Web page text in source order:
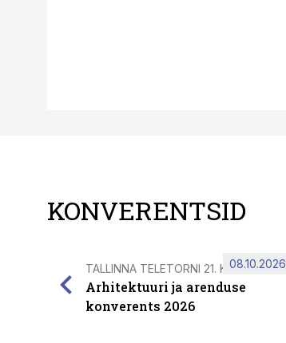
KONVERENTSID
TALLINNA TELETORNI 21. KORRUSEL
Arhitektuuri ja arenduse
konverents 2026
08.10.2026